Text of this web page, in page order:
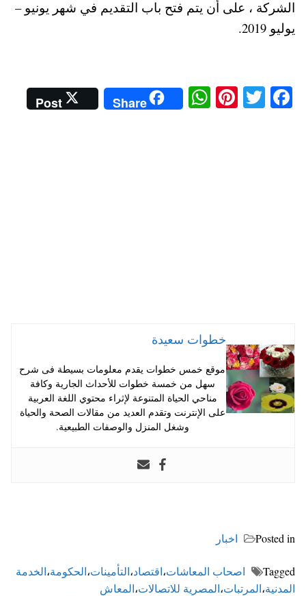
الشركة ، على أن يتم فتح باب التقديم في شهر يونيو –
يوليو 2019.
Fa
T
Pi
W
ha
Share
Post
خطوات سعيدة
موقع خمس خطوات يقدم معلومات بسيطة فى شرح
سهل من خمسة خطوات للأحداث الجارية وكافة
مناحي الحياة المتنوعة لإثراء محتوي اللغة العربية
على الإنترنت وتقدم العديد من مقالات الصحة والحياة
وشغل المنزل والوصفات الطبيعية.
Posted in اخبار
Tagged اصحاب المعاشات،اقتصاد،التأمينات،الحكومة،الخدمة
المدنية،المرتبات،المصرية للاتصالات،المعاش